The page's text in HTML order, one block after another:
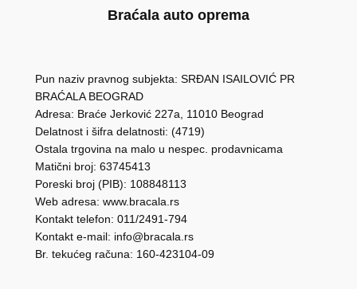
Braćala auto oprema
Pun naziv pravnog subjekta: SRĐAN ISAILOVIĆ PR
BRAĆALA BEOGRAD
Adresa: Braće Jerković 227a, 11010 Beograd
Delatnost i šifra delatnosti: (4719)
Ostala trgovina na malo u nespec. prodavnicama
Matični broj: 63745413
Poreski broj (PIB): 108848113
Web adresa: www.bracala.rs
Kontakt telefon: 011/2491-794
Kontakt e-mail: info@bracala.rs
Br. tekućeg računa: 160-423104-09